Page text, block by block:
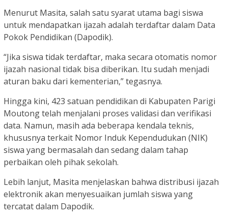
Menurut Masita, salah satu syarat utama bagi siswa
untuk mendapatkan ijazah adalah terdaftar dalam Data
Pokok Pendidikan (Dapodik).
“Jika siswa tidak terdaftar, maka secara otomatis nomor
ijazah nasional tidak bisa diberikan. Itu sudah menjadi
aturan baku dari kementerian,” tegasnya.
Hingga kini, 423 satuan pendidikan di Kabupaten Parigi
Moutong telah menjalani proses validasi dan verifikasi
data. Namun, masih ada beberapa kendala teknis,
khususnya terkait Nomor Induk Kependudukan (NIK)
siswa yang bermasalah dan sedang dalam tahap
perbaikan oleh pihak sekolah.
Lebih lanjut, Masita menjelaskan bahwa distribusi ijazah
elektronik akan menyesuaikan jumlah siswa yang
tercatat dalam Dapodik.